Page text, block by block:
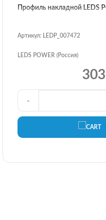
Профиль накладной LEDS
Артикул: LEDP_007472
LEDS POWER (Россия)
-